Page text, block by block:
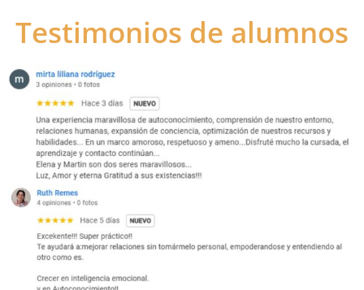
Testimonios de alumnos